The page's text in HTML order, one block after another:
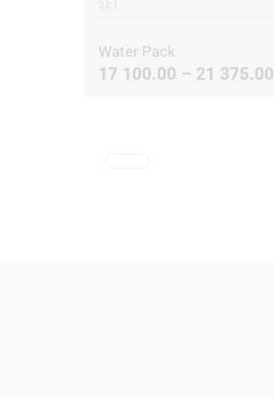
Water Pack
17 100.00 – 21 375.00